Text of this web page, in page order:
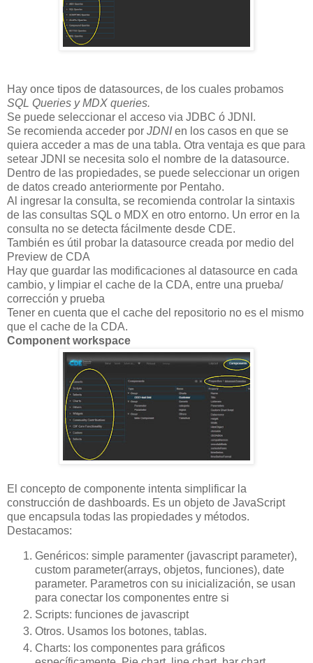
Hay once tipos de datasources, de los cuales probamos
SQL Queries y MDX queries.
Se puede seleccionar el acceso via JDBC ó JDNI.
Se recomienda acceder por JDNIen los casos en que se
quiera acceder a mas de una tabla. Otra ventaja es que para
setear JDNI se necesita solo el nombre de la datasource.
Dentro de las propiedades, se puede seleccionar un origen
de datos creado anteriormente por Pentaho.
Al ingresar la consulta, se recomienda controlar la sintaxis
de las consultas SQL o MDX en otro entorno. Un error en la
consulta no se detecta fácilmente desde CDE.
También es útil probar la datasource creada por medio del
Preview de CDA
Hay que guardar las modificaciones al datasource en cada
cambio, y limpiar el cache de la CDA, entre una prueba/
corrección y prueba
Tener en cuenta que el cache del repositorio no es el mismo
que el cache de la CDA.
Component workspace
El concepto de componente intenta simplificar la
construcción de dashboards. Es un objeto de JavaScript
que encapsula todas las propiedades y métodos.
Destacamos:
Genéricos: simple paramenter (javascript parameter),
custom parameter(arrays, objetos, funciones), date
parameter. Parametros con su inicialización, se usan
para conectar los componentes entre si
Scripts: funciones de javascript
Otros. Usamos los botones, tablas.
Charts: los componentes para gráficos